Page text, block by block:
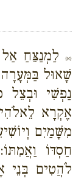
{א}
לַמְנַצֵּחַ
שָׁאוּל
נַפְשִׁי וּבְצֵל
אֶקְרָא
מִשָּׁמַיִם
חַסְדּוֹ וַאֲמִתּוֹ:
לֹהֲטִים בְּנֵי